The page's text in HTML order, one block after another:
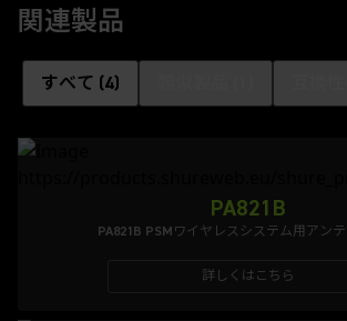
関連製品
すべて (4)
PA821B
PA821B PSMワイヤレスシステム用アン
詳しくはこちら